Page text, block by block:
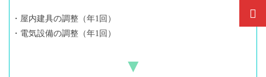
・屋内建具の調整（年1回）
・電気設備の調整（年1回）
▼